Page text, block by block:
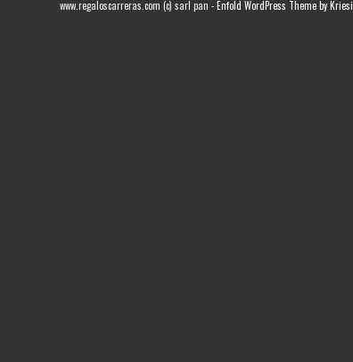
www.regaloscarreras.com (c) sarl pan -Enfold WordPress Theme by Kriesi